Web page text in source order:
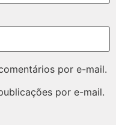
por e-mail.
por e-mail.